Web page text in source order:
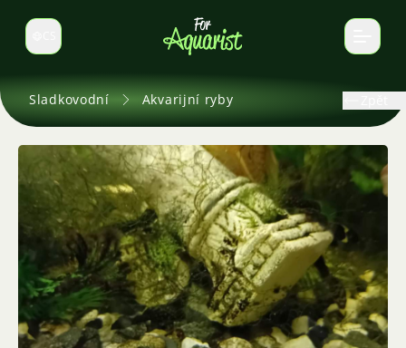
Select language
Sladkovodní Akvarijní ryby